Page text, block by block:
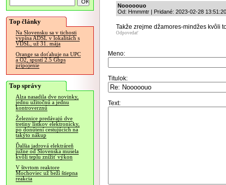
Top články
Na Slovensku sa v tichosti
vypína ADSL v lokalitách s
VDSL, už 31. mája
Orange sa doťahuje na UPC
a O2, spustí 2.5 Gbps
pripojenie
Top správy
Alza nasadila dve novinky,
jednu užitočnú a jednu
kontroverznú
Železnice predávajú dve
tretiny lístkov elektronicky,
po donútení cestujúcich na
takýto nákup
Ďalšia jadrová elektráreň
južne od Slovenska musela
kvôli teplu znížiť výkon
V štvrtom reaktore
Mochoviec už beží štiepna
reakcia
Nooooouo
Od: Hmmmtr | Pridané: 2023-02-28 13:51:20
Takže zrejme džamores-mindžes kvôli
Odpovedať
Meno:
Titulok:
Text: